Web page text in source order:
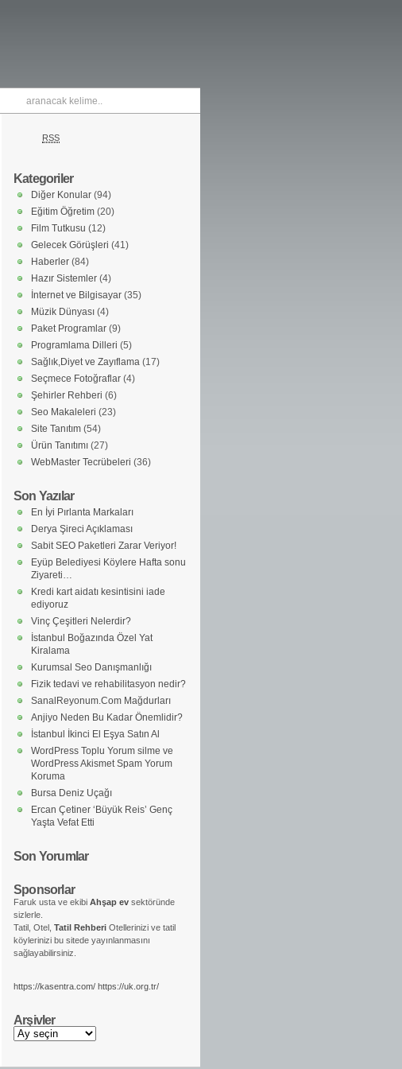
RSS
Kategoriler
Diğer Konular (94)
Eğitim Öğretim (20)
Film Tutkusu (12)
Gelecek Görüşleri (41)
Haberler (84)
Hazır Sistemler (4)
İnternet ve Bilgisayar (35)
Müzik Dünyası (4)
Paket Programlar (9)
Programlama Dilleri (5)
Sağlık,Diyet ve Zayıflama (17)
Seçmece Fotoğraflar (4)
Şehirler Rehberi (6)
Seo Makaleleri (23)
Site Tanıtım (54)
Ürün Tanıtımı (27)
WebMaster Tecrübeleri (36)
Son Yazılar
En İyi Pırlanta Markaları
Derya Şireci Açıklaması
Sabit SEO Paketleri Zarar Veriyor!
Eyüp Belediyesi Köylere Hafta sonu
Ziyareti…
Kredi kart aidatı kesintisini iade
ediyoruz
Vinç Çeşitleri Nelerdir?
İstanbul Boğazında Özel Yat
Kiralama
Kurumsal Seo Danışmanlığı
Fizik tedavi ve rehabilitasyon nedir?
SanalReyonum.Com Mağdurları
Anjiyo Neden Bu Kadar Önemlidir?
İstanbul İkinci El Eşya Satın Al
WordPress Toplu Yorum silme ve
WordPress Akismet Spam Yorum
Koruma
Bursa Deniz Uçağı
Ercan Çetiner ‘Büyük Reis’ Genç
Yaşta Vefat Etti
Son Yorumlar
Sponsorlar
Faruk usta ve ekibi Ahşap ev sektöründe
sizlerle.
Tatil, Otel, Tatil Rehberi Otellerinizi ve tatil
köylerinizi bu sitede yayınlanmasını
sağlayabilirsiniz.
https://kasentra.com/ https://uk.org.tr/
Arşivler
Arşivler